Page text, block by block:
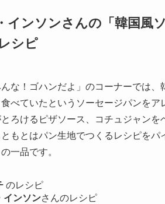
インソンさんの「韓国風
シピ
な！ゴハンだよ」のコーナーでは
べていたというソーセージパンをア
ろけるピザソース、コチュジャン
もとはパン生地でつくるレシピを
一品です。
のレシピ
インソンさんのレシピ